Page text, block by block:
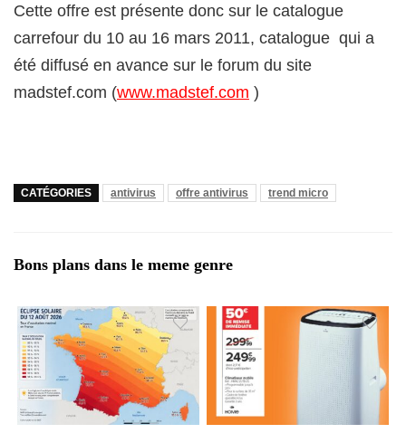
Cette offre est présente donc sur le catalogue
carrefour du 10 au 16 mars 2011, catalogue qui a
été diffusé en avance sur le forum du site
madstef.com (www.madstef.com )
CATÉGORIES antivirus offre antivirus trend micro
Bons plans dans le meme genre